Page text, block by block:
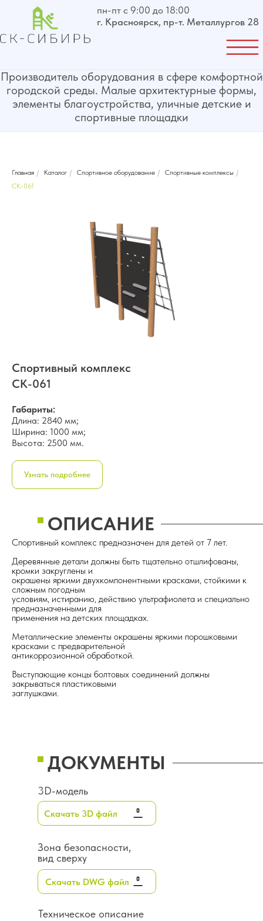
элементы благоустройства, уличные детские и
спортивные площадки
пн-пт с 9:00 до 18:00
г. Красноярск, пр-т. Металлургов 28
Главная / Каталог / Спортивное оборудование / Спортивные комплексы /
СК-061
Спортивный комплекс
СК-061
Габариты:
Длина: 2840 мм;
Ширина: 1000 мм;
Высота: 2500 мм.
Узнать подробнее
ОПИСАНИЕ
Спортивный комплекс предназначен для детей от 7 лет.
Деревянные детали должны быть тщательно отшлифованы,
кромки закруглены и
окрашены яркими двухкомпонентными красками, стойкими к
сложным погодным
условиям, истиранию, действию ультрафиолета и специально
предназначенными для
применения на детских площадках.
Металлические элементы окрашены яркими порошковыми
красками с предварительной
антикоррозионной обработкой.
Выступающие концы болтовых соединений должны
закрываться пластиковыми
заглушками.
ДОКУМЕНТЫ
3D-модель
Скачать 3D файл
Зона безопасности,
вид сверху
Техническое описание
Скачать DWG файл